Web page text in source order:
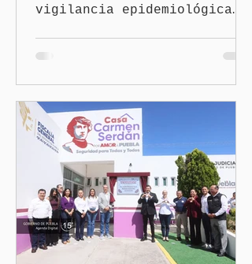
vigilancia epidemiológica
Kershenobich Stalnikowitz,
aseguró que en México no
existe un brote activo de
ciclosporiasis, luego de
los recientes reportes de
casos en Estados Unidos y
de viajeros del Reino Unido
que visitaron territorio
mexicano. A través de un
mensaje difundido en redes